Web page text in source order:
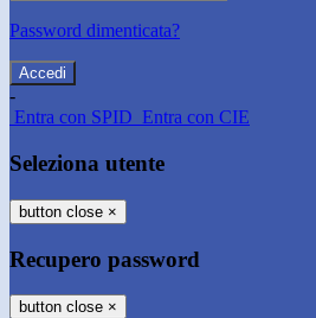
Password dimenticata?
-
Entra con SPID Entra con CIE
Seleziona utente
button close ×
Recupero password
button close ×